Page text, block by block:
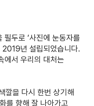
필두로 ‘사진에 눈동자를
2019년 설립되었습니다.
에서 우리의 대처는
깔을 다시 한번 상기해
를 향해 잘 나아가고